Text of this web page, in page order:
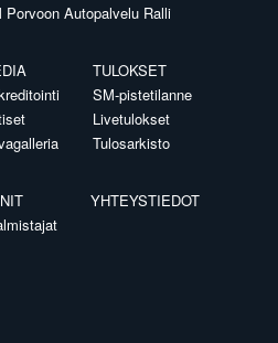
Porvoon Autopalvelu Ralli
TULOKSET
SM-pistetilanne
Livetulokset
Tulosarkisto
YHTEYSTIEDOT